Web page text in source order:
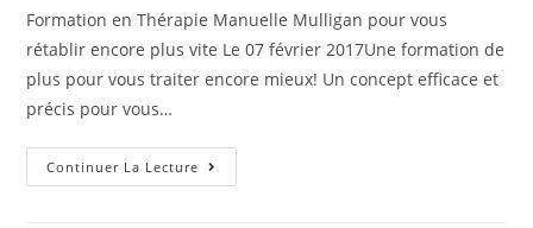
Formation en Thérapie Manuelle Mulligan pour vous
rétablir encore plus vite Le 07 février 2017Une formation de
plus pour vous traiter encore mieux! Un concept efficace et
précis pour vous…
Continuer La Lecture